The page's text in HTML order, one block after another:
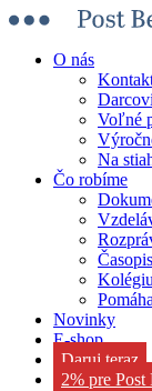
O nás
Voľné
Na
Čo robíme
Novinky
E-shop
Daruj teraz
2% pre